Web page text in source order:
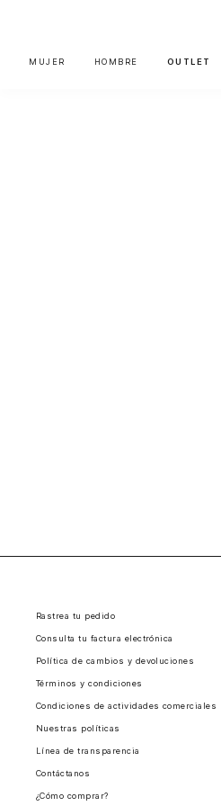
MUJER HOMBRE OUTLET
Rastrea tu pedido
Consulta tu factura electrónica
Política de cambios y devoluciones
Términos y condiciones
Condiciones de actividades comerciales
Nuestras políticas
Línea de transparencia
Contáctanos
¿Cómo comprar?